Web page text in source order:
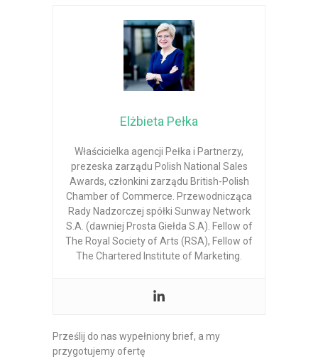
Elżbieta Pełka
Właścicielka agencji Pełka i Partnerzy,
prezeska zarządu Polish National Sales
Awards, członkini zarządu British-Polish
Chamber of Commerce. Przewodnicząca
Rady Nadzorczej spółki Sunway Network
S.A. (dawniej Prosta Giełda S.A). Fellow of
The Royal Society of Arts (RSA), Fellow of
The Chartered Institute of Marketing.
Prześlij do nas wypełniony brief, a my
przygotujemy ofertę